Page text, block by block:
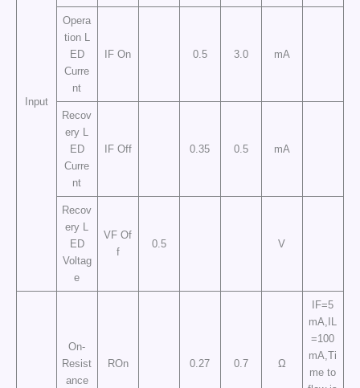
Input
Opera
tion L
ED
Curre
nt
IF On 0.5 3.0 mA
Recov
ery L
ED
Curre
nt
IF Off 0.35 0.5 mA
Recov
ery L
ED
Voltag
e
VF Of
f
0.5 V
On-
Resist
ance
ROn 0.27 0.7 Ω
IF=5
mA,IL
=100
mA,Ti
me to